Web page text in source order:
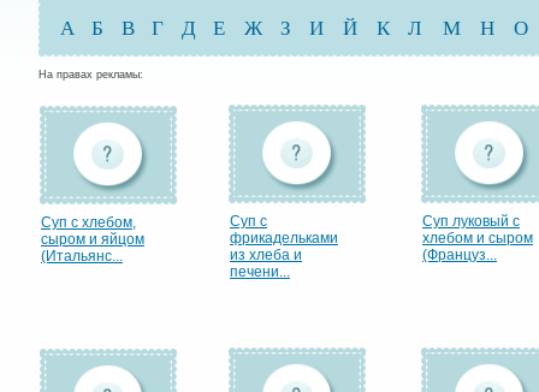
А Б В Г Д Е Ж З И Й К Л М Н О
На правах рекламы:
Суп с хлебом,
сыром и яйцом
(Итальянс...
Суп с
фрикадельками
из хлеба и
печени...
Суп луковый с
хлебом и сыром
(Француз...